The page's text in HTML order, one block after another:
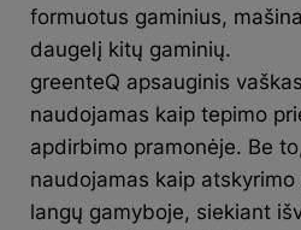
formuotus gaminius,
daugelį kitų gaminių.
greenteQ apsauginis
naudojamas kaip tepimo
apdirbimo pramonėje. Be
naudojamas kaip
langų gamyboje, siekiant